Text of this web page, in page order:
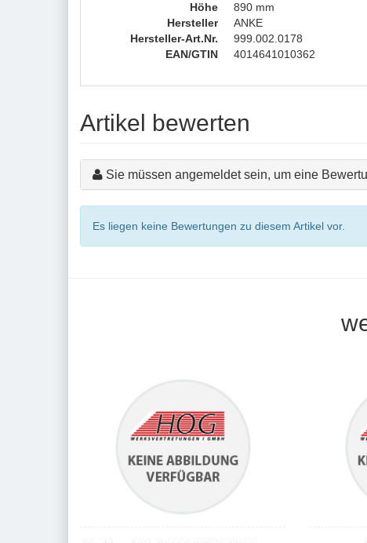
Höhe
890 mm
Hersteller
ANKE
Hersteller-Art.Nr.
999.002.0178
EAN/GTIN
4014641010362
Artikel bewerten
Sie müssen angemeldet sein, um eine
Es liegen keine Bewertungen zu diesem Artikel vor.